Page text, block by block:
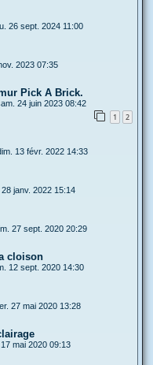
26 sept. 2024 11:00
2023 07:35
Pick A Brick.
24 juin 2023 08:42
1 2
13 févr. 2022 14:33
janv. 2022 15:14
27 sept. 2020 20:29
cloison
12 sept. 2020 14:30
27 mai 2020 13:28
mai 2020 09:13